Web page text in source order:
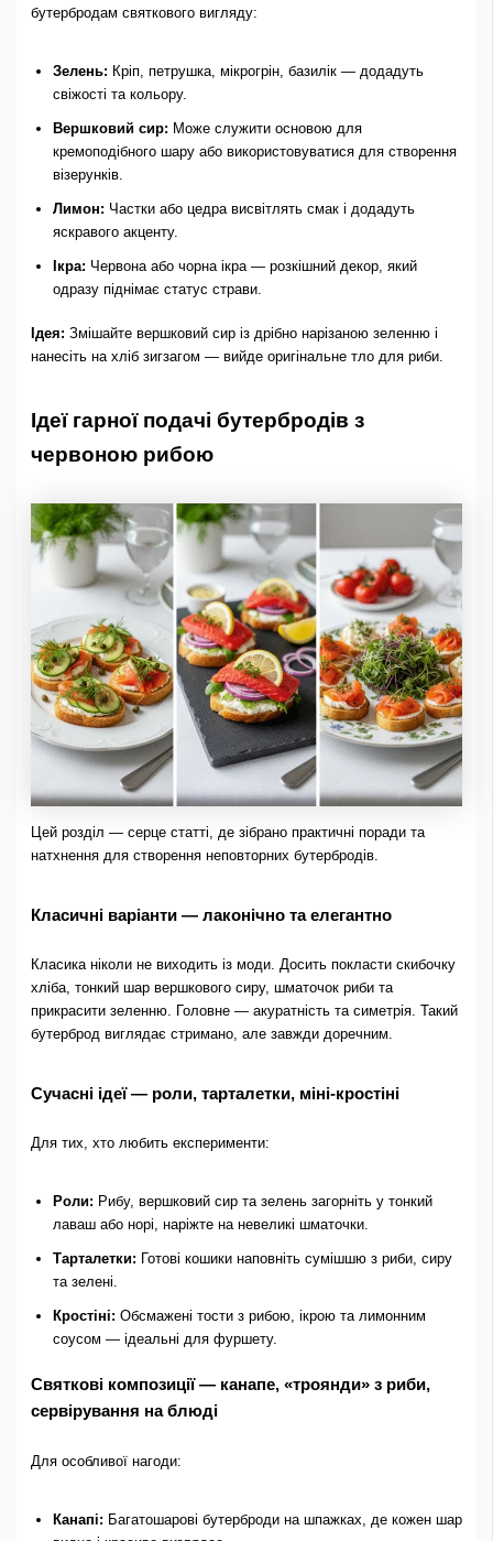
бутербродам святкового вигляду:
Зелень: Кріп, петрушка, мікрогрін, базилік — додадуть
свіжості та кольору.
Вершковий сир: Може служити основою для
кремоподібного шару або використовуватися для створення
візерунків.
Лимон: Частки або цедра висвітлять смак і додадуть
яскравого акценту.
Ікра: Червона або чорна ікра — розкішний декор, який
одразу піднімає статус страви.
Ідея: Змішайте вершковий сир із дрібно нарізаною зеленню і
нанесіть на хліб зигзагом — вийде оригінальне тло для риби.
Ідеї гарної подачі бутербродів з
червоною рибою
Цей розділ — серце статті, де зібрано практичні поради та
натхнення для створення неповторних бутербродів.
Класичні варіанти — лаконічно та елегантно
Класика ніколи не виходить із моди. Досить покласти скибочку
хліба, тонкий шар вершкового сиру, шматочок риби та
прикрасити зеленню. Головне — акуратність та симетрія. Такий
бутерброд виглядає стримано, але завжди доречним.
Сучасні ідеї — роли, тарталетки, міні-кростіні
Для тих, хто любить експерименти:
Роли: Рибу, вершковий сир та зелень загорніть у тонкий
лаваш або норі, наріжте на невеликі шматочки.
Тарталетки: Готові кошики наповніть сумішшю з риби, сиру
та зелені.
Кростіні: Обсмажені тости з рибою, ікрою та лимонним
соусом — ідеальні для фуршету.
Святкові композиції — канапе, «троянди» з риби,
сервірування на блюді
Для особливої ​​нагоди:
Канапі: Багатошарові бутерброди на шпажках, де кожен шар